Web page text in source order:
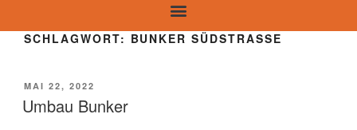
SCHLAGWORT: BUNKER SÜDSTRASSE
MAI 22, 2022
Umbau Bunker